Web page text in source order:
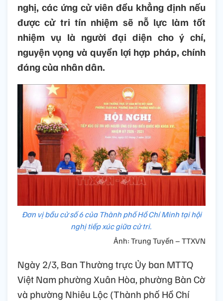
nghị, các ứng cử viên đều khẳng định nếu
được cử tri tín nhiệm sẽ nỗ lực làm tốt
nhiệm vụ là người đại diện cho ý chí,
nguyện vọng và quyền lợi hợp pháp, chính
đáng của nhân dân.
Đơn vị bầu cử số 6 của Thành phố Hồ Chí Minh tại hội
nghị tiếp xúc giữa cử tri.
Ảnh: Trung Tuyến – TTXVN
Ngày 2/3, Ban Thường trực Ủy ban MTTQ
Việt Nam phường Xuân Hòa, phường Bàn Cờ
và phường Nhiêu Lộc (Thành phố Hồ Chí